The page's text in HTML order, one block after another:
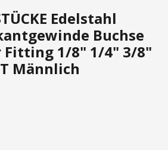
Edelstahl
Buchse
Fitting 1/8" 1/4" 3/8"
Männlich